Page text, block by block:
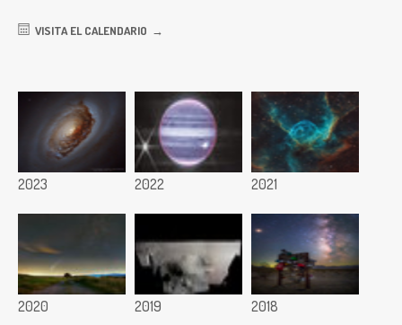
VISITA EL CALENDARIO
2023 2022 2021
2020 2019 2018